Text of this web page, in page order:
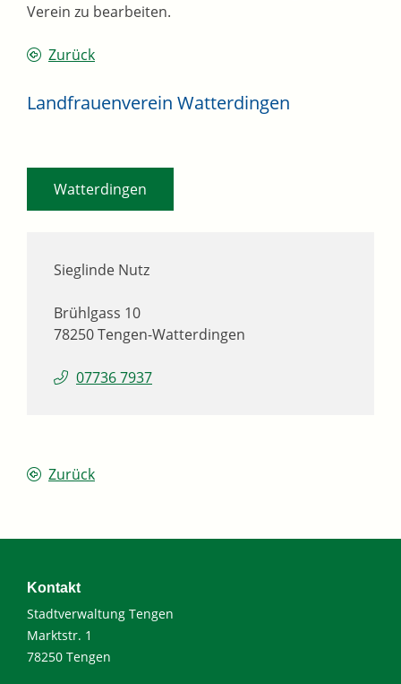
Verein zu bearbeiten.
Zurück
Landfrauenverein Watterdingen
Sieglinde Nutz
Brühlgass 10
78250Tengen-Watterdingen
07736 7937
Watterdingen
Zurück
Kontakt
Stadtverwaltung Tengen
Marktstr. 1
78250 Tengen